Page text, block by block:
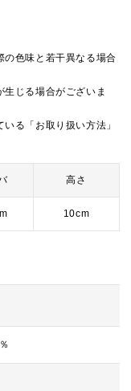
色味と若干異なる場合
じる場合がございま
る「お取り扱い方法」
高さ
10cm